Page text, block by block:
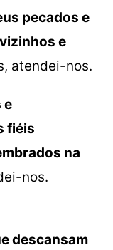
pecados e
e
atendei-nos.
e
fiéis
na
nos.
descansam